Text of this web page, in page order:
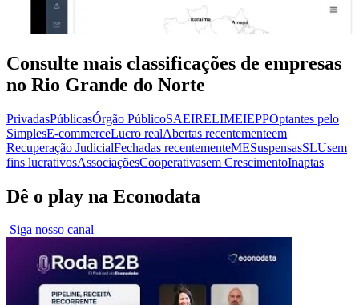
Consulte mais classificações de empresas
no Rio Grande do Norte
PrivadasPúblicasÓrgão PúblicoSAEIRELIMEIEPPOptantes pelo
SimplesE-commerceLucro realAbertas recentementeem
Recuperação JudicialFechadas recentementeMESuspensasSLUsem
fins lucrativosAssociaçõesCooperativasem CrescimentoInaptas
Dê o play na Econodata
Siga nosso canal